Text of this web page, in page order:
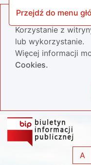
Przejdź do menu
Nasza strona
Korzystanie z
lub wykorzystanie.
Więcej informacji
Cookies.
A